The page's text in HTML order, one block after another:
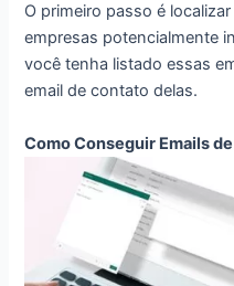
O primeiro passo é
empresas potencialmente
você tenha listado essas
email de contato delas.
Como Conseguir Emails